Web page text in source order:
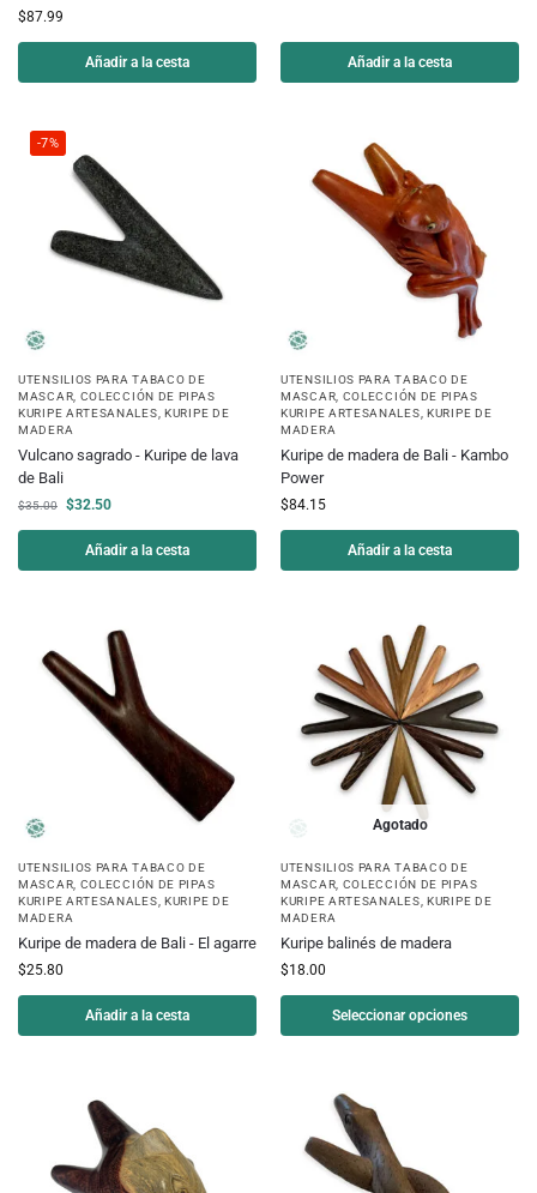
$87.99
Añadir a la cesta Añadir a la cesta
-7%
UTENSILIOS PARA TABACO DE
MASCAR COLECCIÓN DE PIPAS
KURIPE ARTESANALES ,KURIPE DE
MADERA
Vulcano sagrado - Kuripe de lava
de Bali
$35.00 $32.50
Añadir a la cesta
UTENSILIOS PARA TABACO DE
MASCAR COLECCIÓN DE PIPAS
KURIPE ARTESANALES ,KURIPE DE
MADERA
Kuripe de madera de Bali - Kambo
Power
$84.15
Añadir a la cesta
UTENSILIOS PARA TABACO DE
MASCAR COLECCIÓN DE PIPAS
KURIPE ARTESANALES ,KURIPE DE
MADERA
Kuripe de madera de Bali - El agarre
$25.80
Añadir a la cesta
Agotado
UTENSILIOS PARA TABACO DE
MASCAR COLECCIÓN DE PIPAS
KURIPE ARTESANALES ,KURIPE DE
MADERA
Kuripe balinés de madera
$18.00
Seleccionar opciones